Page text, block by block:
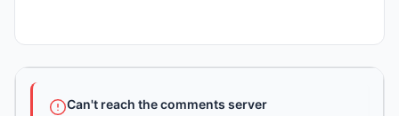
Can't reach the comments server